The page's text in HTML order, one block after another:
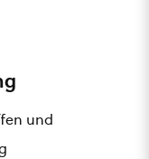
und